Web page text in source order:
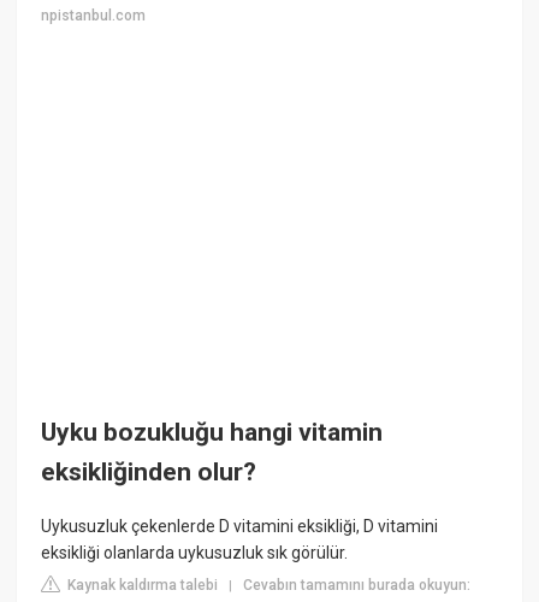
npistanbul.com
Uyku bozukluğu hangi vitamin
eksikliğinden olur?
Uykusuzluk çekenlerde D vitamini eksikliği, D vitamini
eksikliği olanlarda uykusuzluk sık görülür.
Kaynak kaldırma talebi |Cevabın tamamını burada okuyun: